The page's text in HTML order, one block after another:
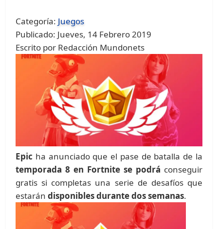
Categoría: Juegos
Publicado: Jueves, 14 Febrero 2019
Escrito por Redacción Mundonets
Epic ha anunciado que el pase de batalla de la
temporada 8 en Fortnite se podrá conseguir
gratis si completas una serie de desafíos que
estarándisponibles durante dos semanas.